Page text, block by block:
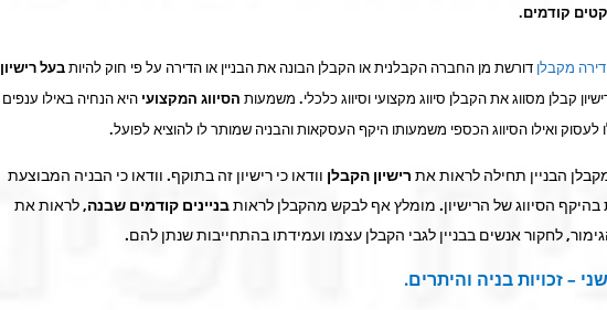
קודמים.
מקבלן דורשת מן החברה הקבלנית או הקבלן הבונה את הבניין או הדירה על פי חוק להיותבעל רישיון
קבלן מסווג את הקבלן סיווג מקצועי וסיווג כלכלי. משמעות הסיווג המקצועי היא הנחיה באילו ענפים
לעסוק ואילו הסיווג הכספי משמעותו היקף העסקאות והבניה שמותר לו להוציא לפועל.
הבניין תחילה לראות את רישיון הקבלן וודאו כי רישיון זה בתוקף. וודאו כי הבניה המבוצעת
הסיווג של הרישיון. מומלץ אף לבקש מהקבלן לראותבניינים קודמים שבנה, לראות את
לחקור אנשים בבניין לגבי הקבלן עצמו ועמידתו בהתחייבות שנתן להם.
– זכויות בניה והיתרים.